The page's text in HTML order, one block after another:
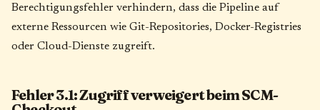
Berechtigungsfehler verhindern, dass die Pipeline auf
externe Ressourcen wie Git-Repositories, Docker-Registries
oder Cloud-Dienste zugreift.
Fehler 3.1: Zugriff verweigert beim SCM-